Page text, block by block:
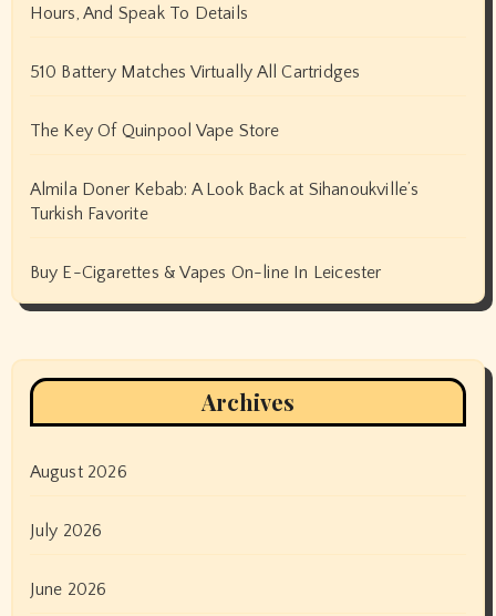
Hours, And Speak To Details
510 Battery Matches Virtually All Cartridges
The Key Of Quinpool Vape Store
Almila Doner Kebab: A Look Back at Sihanoukville’s
Turkish Favorite
Buy E-Cigarettes & Vapes On-line In Leicester
Archives
August 2026
July 2026
June 2026